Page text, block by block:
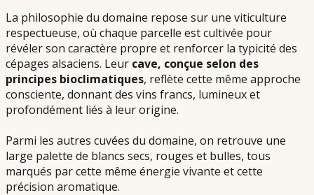
La philosophie du domaine repose sur une viticulture
respectueuse, où chaque parcelle est cultivée pour
révéler son caractère propre et renforcer la typicité des
cépages alsaciens. Leur cave, conçue selon des
principes bioclimatiques, reflète cette même approche
consciente, donnant des vins francs, lumineux et
profondément liés à leur origine.
Parmi les autres cuvées du domaine, on retrouve une
large palette de blancs secs, rouges et bulles, tous
marqués par cette même énergie vivante et cette
précision aromatique.